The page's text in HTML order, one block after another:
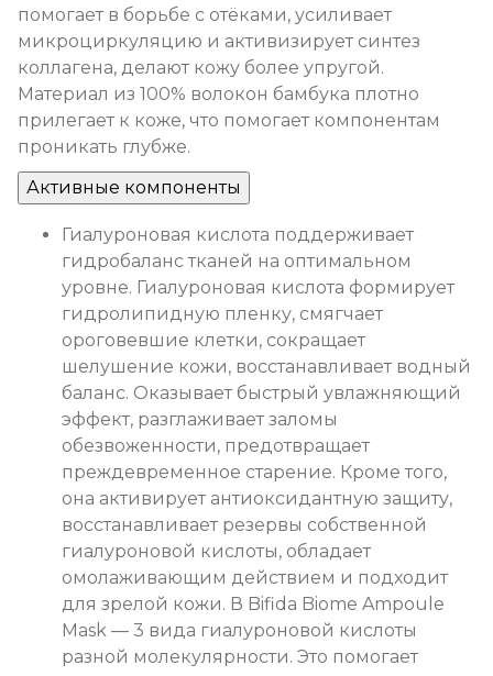
помогает в борьбе с отёками, усиливает
микроциркуляцию и активизирует синтез
коллагена, делают кожу более упругой.
Материал из 100% волокон бамбука плотно
прилегает к коже, что помогает компонентам
проникать глубже.
Активные компоненты
Гиалуроновая кислота поддерживает
гидробаланс тканей на оптимальном
уровне. Гиалуроновая кислота формирует
гидролипидную пленку, смягчает
ороговевшие клетки, сокращает
шелушение кожи, восстанавливает водный
баланс. Оказывает быстрый увлажняющий
эффект, разглаживает заломы
обезвоженности, предотвращает
преждевременное старение. Кроме того,
она активирует антиоксидантную защиту,
восстанавливает резервы собственной
гиалуроновой кислоты, обладает
омолаживающим действием и подходит
для зрелой кожи. В Bifida Biome Ampoule
Mask — 3 вида гиалуроновой кислоты
разной молекулярности. Это помогает